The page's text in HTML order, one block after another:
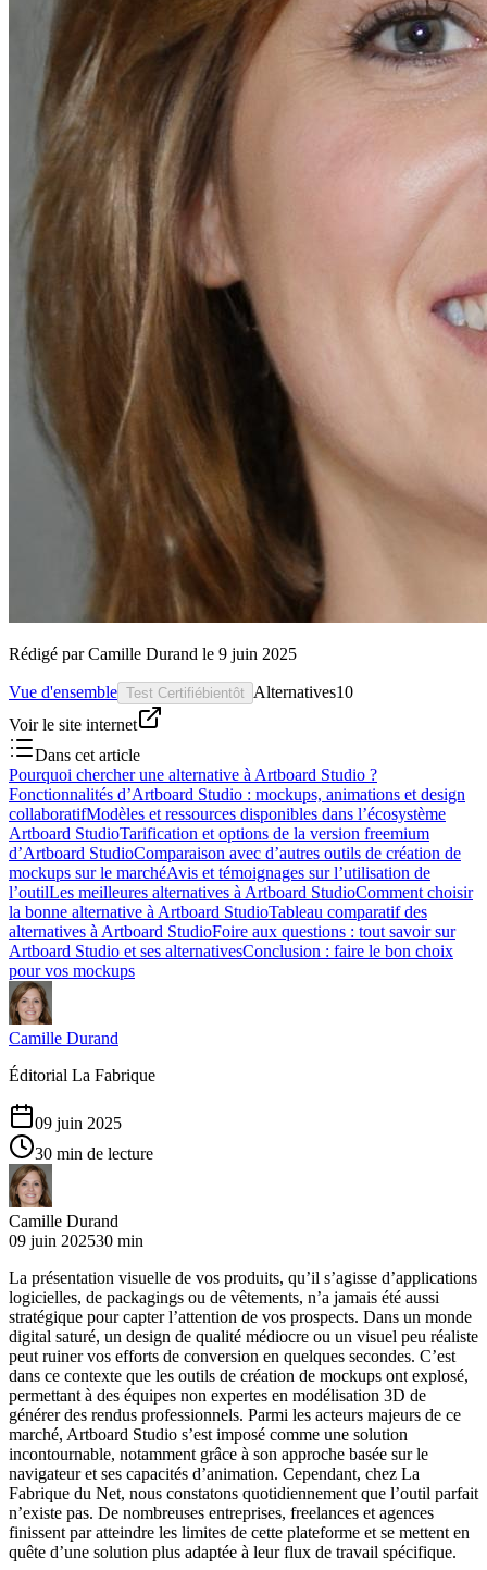
Rédigé par Camille Durand le 9 juin 2025
Vue d'ensemble Test Certifiébientôt Alternatives10
Voir le site internet
Dans cet article
Pourquoi chercher une alternative à Artboard Studio ?
Fonctionnalités d’Artboard Studio : mockups, animations et design
collaboratifModèles et ressources disponibles dans l’écosystème
Artboard StudioTarification et options de la version freemium
d’Artboard StudioComparaison avec d’autres outils de création de
mockups sur le marchéAvis et témoignages sur l’utilisation de
l’outilLes meilleures alternatives à Artboard StudioComment choisir
la bonne alternative à Artboard StudioTableau comparatif des
alternatives à Artboard StudioFoire aux questions : tout savoir sur
Artboard Studio et ses alternativesConclusion : faire le bon choix
pour vos mockups
Camille Durand
Éditorial La Fabrique
09 juin 2025
30 min de lecture
Camille Durand
09 juin 202530 min
La présentation visuelle de vos produits, qu’il s’agisse d’applications
logicielles, de packagings ou de vêtements, n’a jamais été aussi
stratégique pour capter l’attention de vos prospects. Dans un monde
digital saturé, un design de qualité médiocre ou un visuel peu réaliste
peut ruiner vos efforts de conversion en quelques secondes. C’est
dans ce contexte que les outils de création de mockups ont explosé,
permettant à des équipes non expertes en modélisation 3D de
générer des rendus professionnels. Parmi les acteurs majeurs de ce
marché, Artboard Studio s’est imposé comme une solution
incontournable, notamment grâce à son approche basée sur le
navigateur et ses capacités d’animation. Cependant, chez La
Fabrique du Net, nous constatons quotidiennement que l’outil parfait
n’existe pas. De nombreuses entreprises, freelances et agences
finissent par atteindre les limites de cette plateforme et se mettent en
quête d’une solution plus adaptée à leur flux de travail spécifique.